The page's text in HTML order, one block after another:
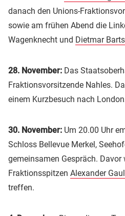
danach den Unions-
sowie am frühen Abend die
Wagenknecht und Dietmar
28. November: Das
Fraktionsvorsitzende Nahles.
einem Kurzbesuch nach
30. November: Um 20.00 Uhr
Schloss Bellevue Merkel,
gemeinsamen Gespräch. Davor
Fraktionsspitzen Alexander
treffen.